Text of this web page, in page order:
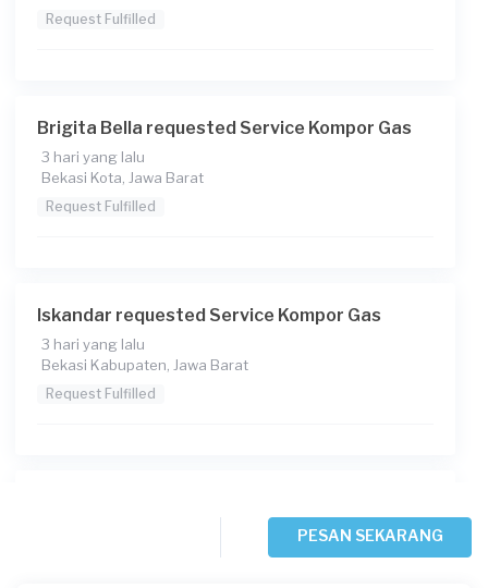
Request Fulfilled
Brigita Bella requested Service Kompor Gas
3 hari yang lalu
Bekasi Kota, Jawa Barat
Request Fulfilled
Iskandar requested Service Kompor Gas
3 hari yang lalu
Bekasi Kabupaten, Jawa Barat
Request Fulfilled
PESAN SEKARANG